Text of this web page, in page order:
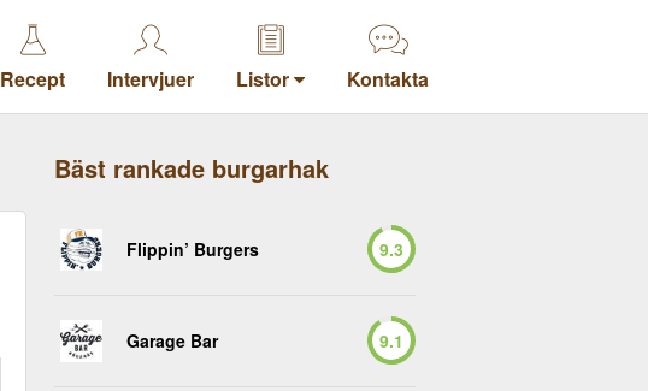
Recept Intervjuer Listor Kontakta
Bäst rankade burgarhak
Flippin’ Burgers 9.3
Garage Bar 9.1